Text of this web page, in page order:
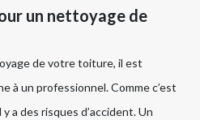
un nettoyage de
de votre toiture, il est
à un professionnel. Comme c’est
a des risques d’accident. Un